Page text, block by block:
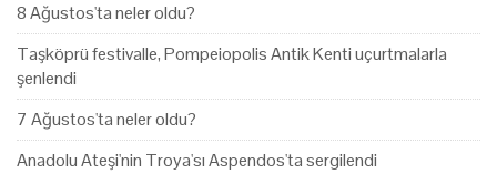
8 Ağustos'ta neler oldu?
Taşköprü festivalle, Pompeiopolis Antik Kenti uçurtmalarla
şenlendi
7 Ağustos'ta neler oldu?
Anadolu Ateşi'nin Troya'sı Aspendos'ta sergilendi